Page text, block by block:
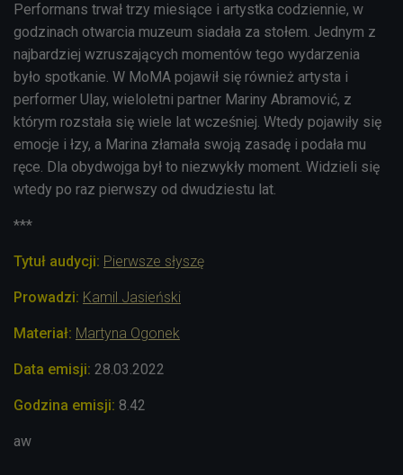
Performans trwał trzy miesiące i artystka codziennie, w
godzinach otwarcia muzeum siadała za stołem. Jednym z
najbardziej wzruszających momentów tego wydarzenia
było spotkanie. W MoMA pojawił się również artysta i
performer Ulay, wieloletni partner Mariny Abramović, z
którym rozstała się wiele lat wcześniej. Wtedy pojawiły się
emocje i łzy, a Marina złamała swoją zasadę i podała mu
ręce. Dla obydwojga był to niezwykły moment. Widzieli się
wtedy po raz pierwszy od dwudziestu lat.
***
Tytuł audycji: Pierwsze słyszę
Prowadzi: Kamil Jasieński
Materiał: Martyna Ogonek
Data emisji: 28.03.2022
Godzina emisji: 8.42
aw